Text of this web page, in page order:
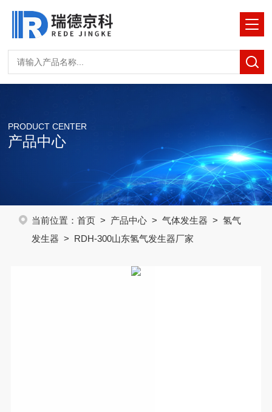
PRODUCT CENTER
产品中心
当前位置： 首页> 产品中心> 气体发生器 > 氢气
发生器 > RDH-300山东氢气发生器厂家